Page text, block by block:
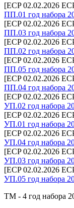
[ECP 02.02.2026
ПП.01 год набора
[ECP 02.02.2026
ПП.03 год набора
[ECP 02.02.2026
ПП.02 год набора
[ECP 02.02.2026
ПП.05 год набора
[ECP 02.02.2026
ПП.04 год набора
[ECP 02.02.2026
УП.02 год набора
[ECP 02.02.2026
УП.01 год набора
[ECP 02.02.2026
УП.04 год набора
[ECP 02.02.2026
УП.03 год набора
[ECP 02.02.2026
УП.05 год набора
ТМ - 4 год набора